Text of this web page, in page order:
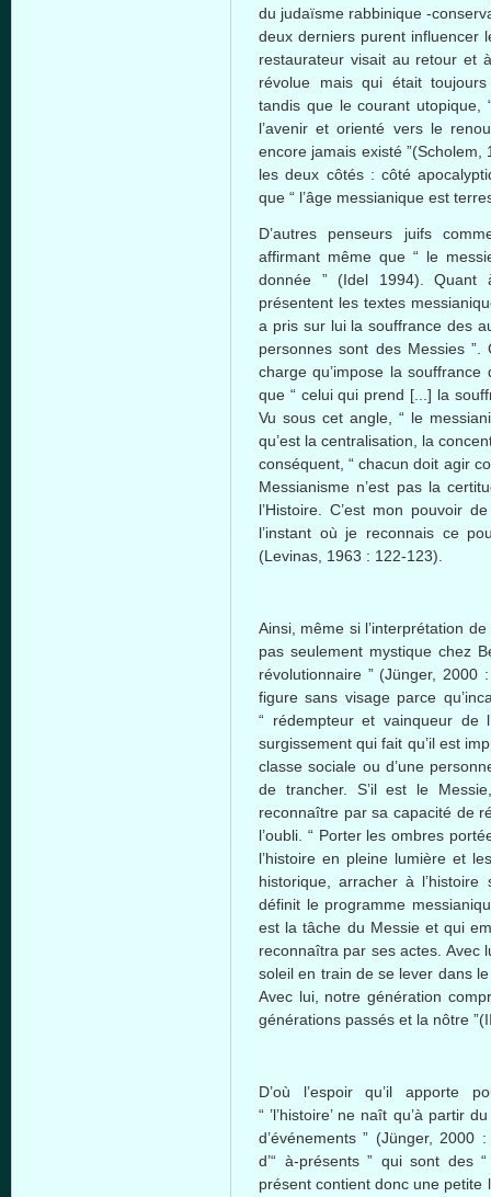
du judaïsme rabbinique -
deux derniers purent influencer
restaurateur visait au retour et
révolue mais qui était
tandis que le courant utopique,
l’avenir et orienté vers le
encore jamais existé
les deux côtés : côté
que “ l’âge messianique est
D’autres penseurs juifs
affirmant même que “ le
donnée ” (Idel 1994). Quant
présentent les textes
a pris sur lui la souffrance des
personnes sont des Messies
charge qu’impose la souffrance
que “ celui qui prend [...] la
Vu sous cet angle, “ le
qu’est la centralisation, la
conséquent, “ chacun doit agir
Messianisme n’est pas la
l’Histoire. C’est mon pouvoir
l’instant où je reconnais ce
(Levinas, 1963 : 122-123).
Ainsi, même si l’interprétation de
pas seulement mystique chez
révolutionnaire ” (Jünger,
figure sans visage parce
“ rédempteur et vainqueur de
surgissement qui fait qu’il est
classe sociale ou d’une
de trancher. S’il est le
reconnaître par sa capacité de
l’oubli. “ Porter les ombres
l’histoire en pleine lumière et
historique, arracher à
définit le programme
est la tâche du Messie et qui
reconnaîtra par ses actes. Avec
soleil en train de se lever dans
Avec lui, notre génération
générations passés et la nôtre
D’où l’espoir qu’il apporte
“ ’l’histoire’ ne naît qu’à partir
d’événements ” (Jünger,
d’“ à-présents ” qui sont des
présent contient donc une petite